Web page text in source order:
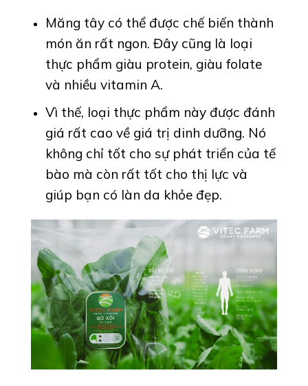
Măng tây có thể được chế biến thành
món ăn rất ngon. Đây cũng là loại
thực phẩm giàu protein, giàu folate
và nhiều vitamin A.
Vì thế, loại thực phẩm này được đánh
giá rất cao về giá trị dinh dưỡng. Nó
không chỉ tốt cho sự phát triển của tế
bào mà còn rất tốt cho thị lực và
giúp bạn có làn da khỏe đẹp.